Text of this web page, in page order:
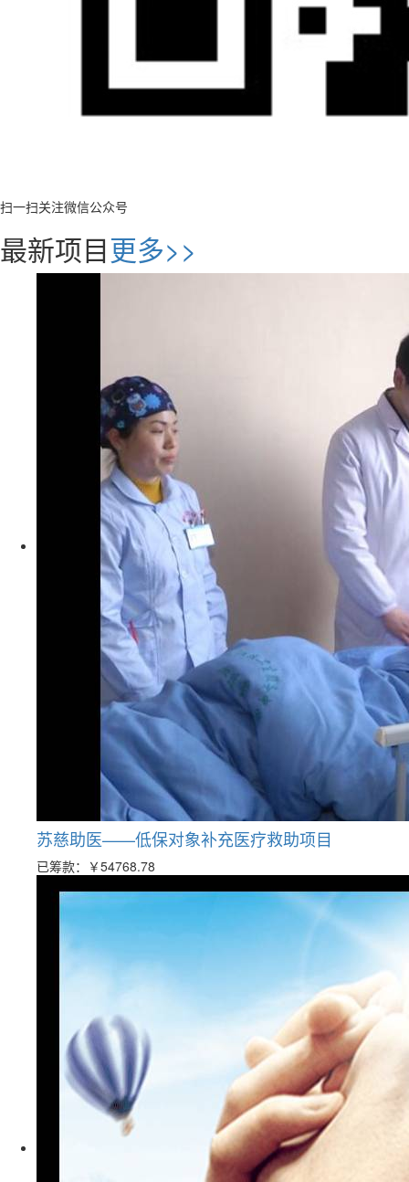
扫一扫关注微信公众号
最新项目更多>>
苏慈助医——低保对象补充医疗救助项目
已筹款： ￥54768.78